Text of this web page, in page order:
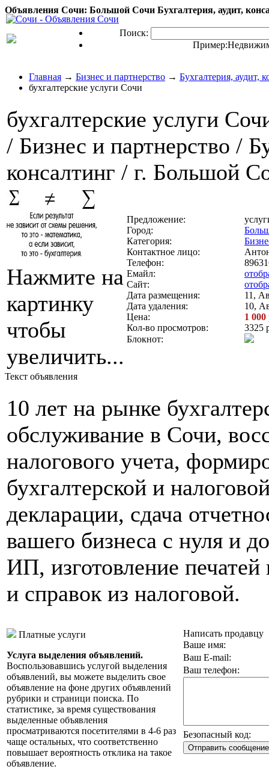
Объявления Сочи: Большой Сочи Бухгалтерия, аудит,
Поиск:
Пример:
Главная → Бизнес и партнерство → Бухгалтерия, аудит,
бухгалтерские услуги Сочи
бухгалтерские услуги
/ Бизнес и партнерство /
консалтинг / г. Большой
Нажмите на
картинку
чтобы
увеличить...
Предложение:
Город:
Категория:
Контактное лицо:
Телефон:
Емайл:
Сайт:
Дата размещения:
11,
Дата удаления:
10,
Цена:
1 000
Кол-во просмотров:
3325
Блокнот:
Текст объявления
10 лет на рынке
обслуживание в Сочи,
налогового учета,
бухгалтерской и
декларации, сдача
вашего бизнеса с нуля и
ИП, изготовление
и справок из налоговой.
Платные услуги
Услуга выделения объявлений.
Воспользовавшись услугой выделения
объявлений, вы можете выделить свое
объявление на фоне других объявлений
рубрики и страници поиска. По
статистике, за время существования
выделенные объявления
просматриваются посетителями в 4-6 раз
чаще остальных, что соответственно
повышает вероятность отклика на такое
объявление.
Написать продавцу
Ваше имя:
Ваш E-mail:
Ваш телефон:
Безопасный код: